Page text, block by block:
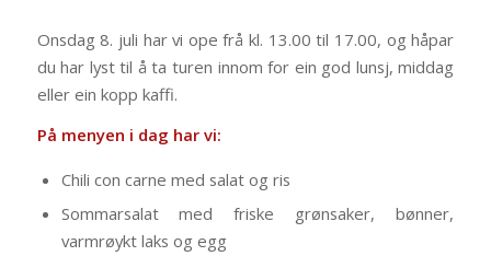
Onsdag 8. juli har vi ope frå kl. 13.00 til 17.00, og håpar
du har lyst til å ta turen innom for ein god lunsj, middag
eller ein kopp kaffi.
På menyen i dag har vi:
Chili con carne med salat og ris
Sommarsalat med friske grønsaker, bønner,
varmrøykt laks og egg